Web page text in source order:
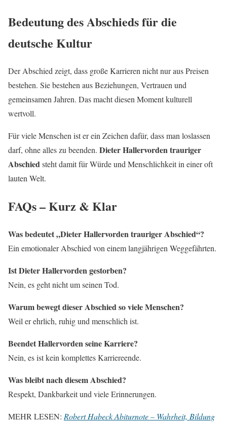
Bedeutung des Abschieds für die
deutsche Kultur
Der Abschied zeigt, dass große Karrieren nicht nur aus Preisen
bestehen. Sie bestehen aus Beziehungen, Vertrauen und
gemeinsamen Jahren. Das macht diesen Moment kulturell
wertvoll.
Für viele Menschen ist er ein Zeichen dafür, dass man loslassen
darf, ohne alles zu beenden. Dieter Hallervorden trauriger
Abschiedsteht damit für Würde und Menschlichkeit in einer oft
lauten Welt.
FAQs – Kurz & Klar
Was bedeutet „Dieter Hallervorden trauriger Abschied“?
Ein emotionaler Abschied von einem langjährigen Weggefährten.
Ist Dieter Hallervorden gestorben?
Nein, es geht nicht um seinen Tod.
Warum bewegt dieser Abschied so viele Menschen?
Weil er ehrlich, ruhig und menschlich ist.
Beendet Hallervorden seine Karriere?
Nein, es ist kein komplettes Karriereende.
Was bleibt nach diesem Abschied?
Respekt, Dankbarkeit und viele Erinnerungen.
MEHR LESEN: Robert Habeck Abiturnote – Wahrheit, Bildung